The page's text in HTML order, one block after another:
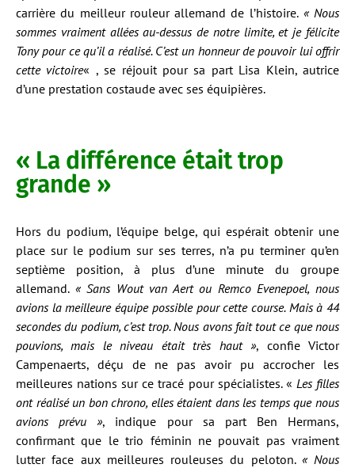
carrière du meilleur rouleur allemand de l’histoire.« Nous
sommes vraiment allées au-dessus de notre limite, et je félicite
Tony pour ce qu’il a réalisé. C’est un honneur de pouvoir lui offrir
cette victoire« , se réjouit pour sa part Lisa Klein, autrice
d’une prestation costaude avec ses équipières.
« La différence était trop
grande »
Hors du podium, l’équipe belge, qui espérait obtenir une
place sur le podium sur ses terres, n’a pu terminer qu’en
septième position, à plus d’une minute du groupe
allemand. « Sans Wout van Aert ou Remco Evenepoel, nous
avions la meilleure équipe possible pour cette course. Mais à 44
secondes du podium, c’est trop. Nous avons fait tout ce que nous
pouvions, mais le niveau était très haut », confie Victor
Campenaerts, déçu de ne pas avoir pu accrocher les
meilleures nations sur ce tracé pour spécialistes. « Les filles
ont réalisé un bon chrono, elles étaient dans les temps que nous
avions prévu », indique pour sa part Ben Hermans,
confirmant que le trio féminin ne pouvait pas vraiment
lutter face aux meilleures rouleuses du peloton. « Nous